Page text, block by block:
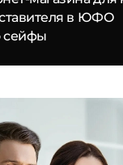
в ЮФО
сейфы